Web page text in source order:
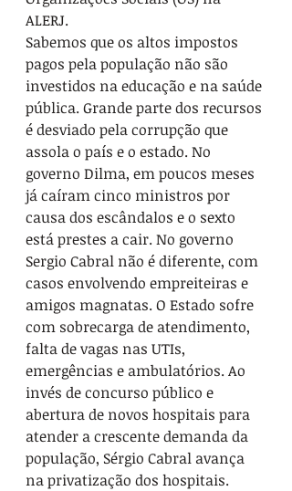
ALERJ.
Sabemos que os altos impostos
pagos pela população não são
investidos na educação e na saúde
pública. Grande parte dos recursos
é desviado pela corrupção que
assola o país e o estado. No
governo Dilma, em poucos meses
já caíram cinco ministros por
causa dos escândalos e o sexto
está prestes a cair. No governo
Sergio Cabral não é diferente, com
casos envolvendo empreiteiras e
amigos magnatas. O Estado sofre
com sobrecarga de atendimento,
falta de vagas nas UTIs,
emergências e ambulatórios. Ao
invés de concurso público e
abertura de novos hospitais para
atender a crescente demanda da
população, Sérgio Cabral avança
na privatização dos hospitais.